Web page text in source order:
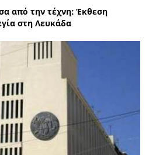
από την τέχνη: Έκθεση
στη Λευκάδα